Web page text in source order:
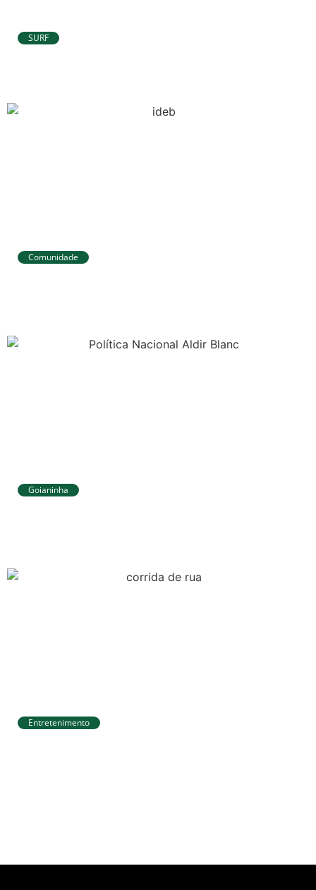
SURF
Comunidade
Goianinha
Entretenimento